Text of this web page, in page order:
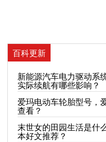
百科更新
新能源汽车电力驱动系
实际续航有哪些影响？
爱玛电动车轮胎型号，
查看？
末世女的田园生活是什
本好文推荐？